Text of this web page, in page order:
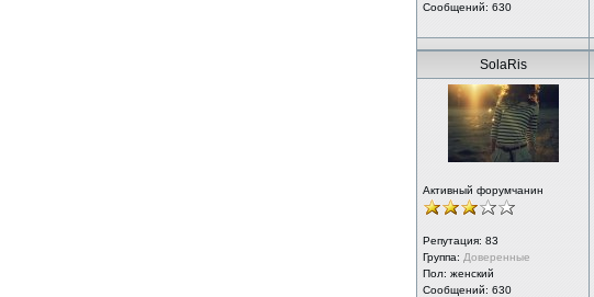
Сообщений: 630
SolaRis
Активный форумчанин
Репутация: 83
Группа: Доверенные
Пол: женский
Сообщений: 630